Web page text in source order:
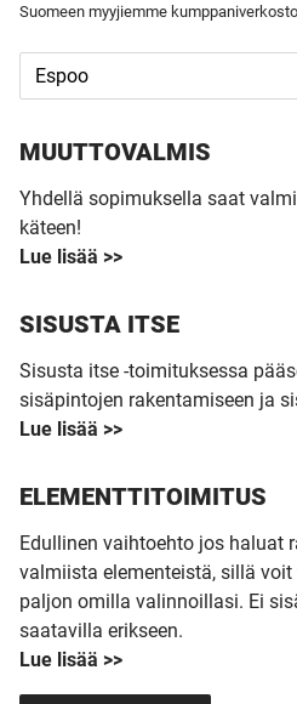
Suomeen myyjiemme
MUUTTO­VALMIS
Yhdellä sopimuksella saat
käteen!
Lue lisää >>
SISUSTA ITSE
Sisusta itse -toimituksessa
sisäpintojen rakentamiseen ja
Lue lisää >>
ELEMENTTITOIMITUS
Edullinen vaihtoehto jos haluat
valmiista elementeistä, sillä
paljon omilla valinnoillasi. Ei
saatavilla erikseen.
Lue lisää >>